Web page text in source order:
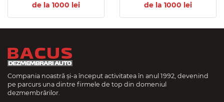
de la 1000 lei
de la 1000 lei
Compania noastră și-a început activitatea în anul 1992, devenind
pe parcurs una dintre firmele de top din domeniul
dezmembrărilor.